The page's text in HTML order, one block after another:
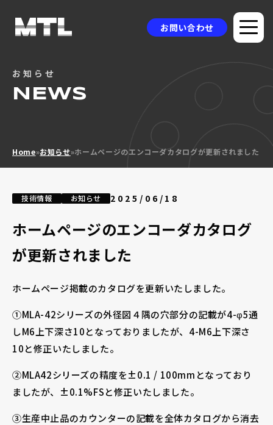
お問い合わせ
コラム
お問い合わせ
採用情報
お電話でのお問い合わせ
お知らせ
NEWS
Home»お知らせ»ホームページのエンコーダカタログが更新されました
技術情報 お知らせ 2025/06/18
ホームページのエンコーダカタログ
が更新されました
ホームページ掲載のカタログを更新いたしました。
①MLA-42シリーズの外径図４隅の穴部分の記載が4-φ5通
しM6上下深さ10となっておりましたが、4-M6上下深さ
10と修正いたしました。
②MLA42シリーズの精度を±0.1 / 100mmとなっており
ましたが、±0.1%FSと修正いたしました。
③生産中止品のカウンターの記載を全体カタログから消去